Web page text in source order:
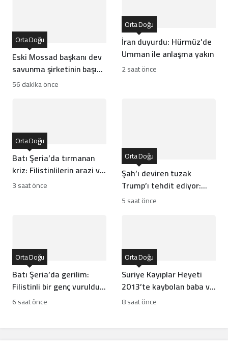
Eski Mossad başkanı dev
savunma şirketinin başına
geçti
Orta Doğu
56 dakika önce
İran duyurdu: Hürmüz’de
Umman ile anlaşma yakın
Orta Doğu
2 saat önce
Batı Şeria’da tırmanan
kriz: Filistinlilerin arazi ve
mülklerine baskı artıyor
Orta Doğu
3 saat önce
Şah’ı deviren tuzak
Trump’ı tehdit ediyor:
Batı İran rejiminin
Orta Doğu
5 saat önce
Batı Şeria’da gerilim:
Filistinli bir genç vuruldu,
sınıflar yıkıldı
Orta Doğu
6 saat önce
Suriye Kayıplar Heyeti
2013’te kaybolan baba ve
oğlun akıbetini açıkladı
Orta Doğu
8 saat önce